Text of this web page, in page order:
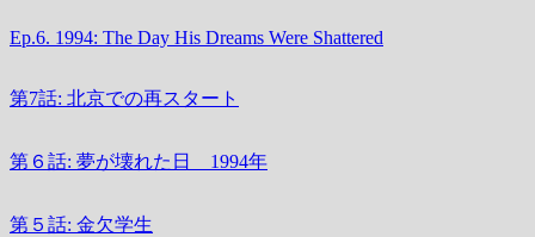
Ep.6. 1994: The Day His Dreams Were Shattered
第7話: 北京での再スタート
第６話: 夢が壊れた日 1994年
第５話: 金欠学生